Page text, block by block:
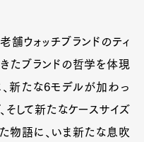
ウォッチブランドのティ
たブランドの哲学を体現
、新たな6モデルが加わっ
そして新たなケースサイズ
物語に、いま新たな息吹